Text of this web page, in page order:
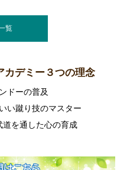
覧
カデミー３つの理念
ドーの普及
い蹴り技のマスター
道を通した心の育成